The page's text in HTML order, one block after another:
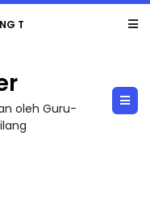
#141 #...
oleh Guru-